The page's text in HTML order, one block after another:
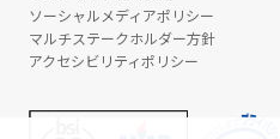
ソーシャルメディアポリシー
マルチステークホルダー方針
アクセシビリティポリシー